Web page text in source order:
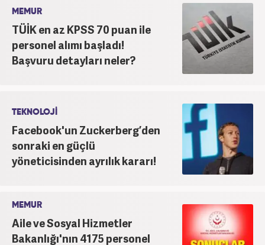
MEMUR
TÜİK en az KPSS 70 puan ile
personel alımı başladı!
Başvuru detayları neler?
TEKNOLOJİ
Facebook'un Zuckerberg’den
sonraki en güçlü
yöneticisinden ayrılık kararı!
MEMUR
Aile ve Sosyal Hizmetler
Bakanlığı'nın 4175 personel